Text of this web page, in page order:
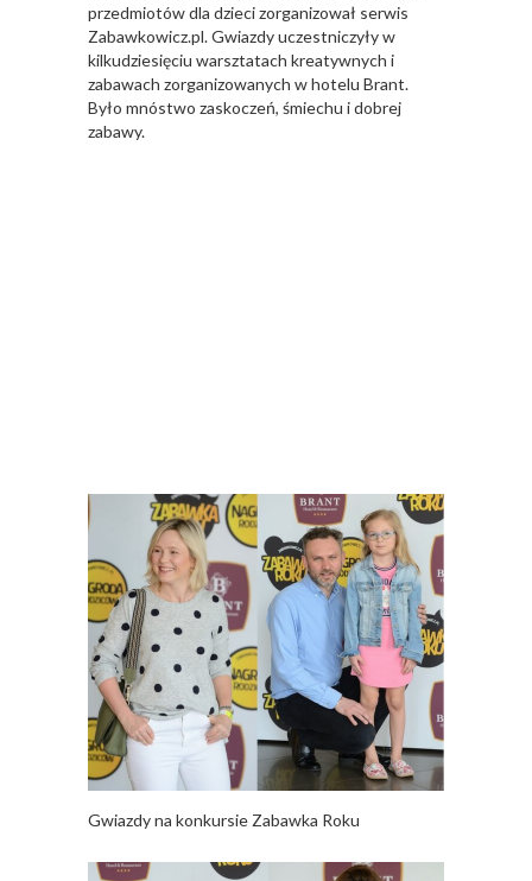
przedmiotów dla dzieci zorganizował serwis
Zabawkowicz.pl. Gwiazdy uczestniczyły w
kilkudziesięciu warsztatach kreatywnych i
zabawach zorganizowanych w hotelu Brant.
Było mnóstwo zaskoczeń, śmiechu i dobrej
zabawy.
Gwiazdy na konkursie Zabawka Roku